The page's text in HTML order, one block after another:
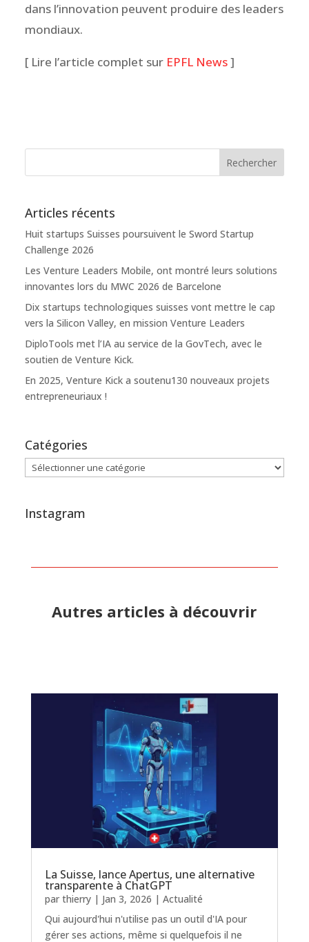
dans l’innovation peuvent produire des leaders
mondiaux.
[ Lire l’article complet sur EPFL News]
Articles récents
Huit startups Suisses poursuivent le Sword Startup
Challenge 2026
Les Venture Leaders Mobile, ont montré leurs solutions
innovantes lors du MWC 2026 de Barcelone
Dix startups technologiques suisses vont mettre le cap
vers la Silicon Valley, en mission Venture Leaders
DiploTools met l’IA au service de la GovTech, avec le
soutien de Venture Kick.
En 2025, Venture Kick a soutenu130 nouveaux projets
entrepreneuriaux !
Catégories
Catégories
Instagram
Autres articles à découvrir
La Suisse, lance Apertus, une alternative
transparente à ChatGPT
par thierry| Jan 3, 2026 | Actualité
Qui aujourd'hui n'utilise pas un outil d'IA pour
gérer ses actions, même si quelquefois il ne